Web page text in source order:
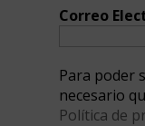
Correo
Para poder
necesario
Política de